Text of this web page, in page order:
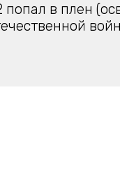
попал в плен